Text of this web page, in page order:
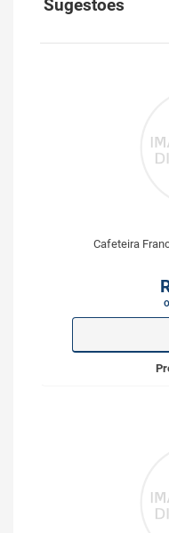
Sugestões
Cafeteira